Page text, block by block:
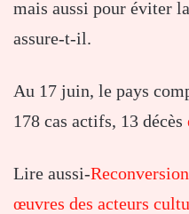
mais aussi pour éviter
assure-t-il.
Au 17 juin, le pays
178 cas actifs, 13 décès
Lire aussi-
œuvres des acteurs